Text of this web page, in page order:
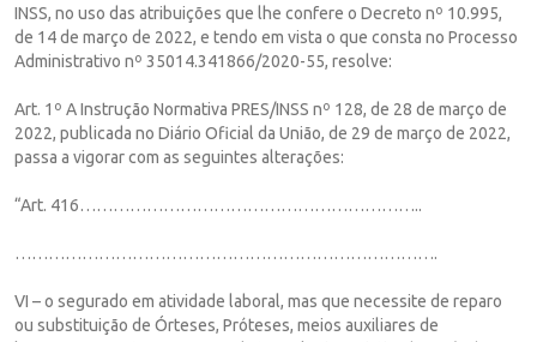
INSS, no uso das atribuições que lhe confere o Decreto nº 10.995,
de 14 de março de 2022, e tendo em vista o que consta no Processo
Administrativo nº 35014.341866/2020-55, resolve:
Art. 1º A Instrução Normativa PRES/INSS nº 128, de 28 de março de
2022, publicada no Diário Oficial da União, de 29 de março de 2022,
passa a vigorar com as seguintes alterações:
“Art. 416……………………………………………………..
………………………………………………………………….
VI – o segurado em atividade laboral, mas que necessite de reparo
ou substituição de Órteses, Próteses, meios auxiliares de